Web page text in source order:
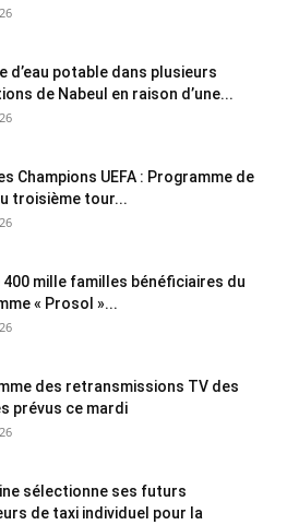
d’eau potable dans plusieurs
de Nabeul en raison d’une...
Champions UEFA : Programme de
troisième tour...
400 mille familles bénéficiaires du
« Prosol »...
des retransmissions TV des
prévus ce mardi
sélectionne ses futurs
de taxi individuel pour la